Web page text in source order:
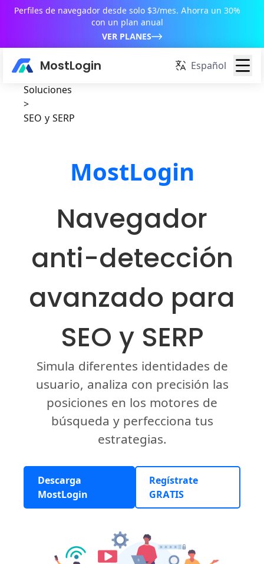
Perfiles de navegador desde solo $3/mes. Ahorra un 30%
con un plan anual
VER PLANES
MostLogin Español
Soluciones
>
SEO y SERP
MostLogin
Navegador
anti-detección
avanzado para
SEO y SERP
Simula diferentes identidades de
usuario, analiza con precisión las
posiciones en los motores de
búsqueda y perfecciona tus
estrategias.
Descarga
MostLogin
Regístrate
GRATIS